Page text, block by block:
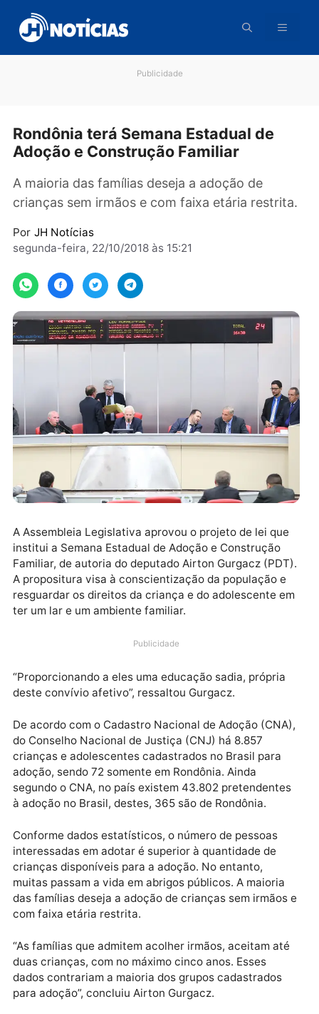
para
conteúdo
Rondônia terá Semana Estadual de
A maioria das famílias deseja a adoção de
crianças sem irmãos e com faixa etária
Por
JH Notícias
segunda-feira, 22/10/2018 às 15:21
A Assembleia Legislativa aprovou o projeto de lei
institui a Semana Estadual de Adoção e Construção
A propositura visa à conscientização da população e
ter um lar e um ambiente familiar.
“Proporcionando a eles uma educação sadia, própria
deste convívio afetivo”, ressaltou Gurgacz.
De acordo com o Cadastro Nacional de Adoção
crianças e adolescentes cadastrados no Brasil para
adoção, sendo 72 somente em Rondônia. Ainda
segundo o CNA, no país existem 43.802
à adoção no Brasil, destes, 365 são de Rondônia.
interessadas em adotar é superior à quantidade de
crianças disponíveis para a adoção. No entanto,
muitas passam a vida em abrigos públicos. A maioria
das famílias deseja a adoção de crianças sem